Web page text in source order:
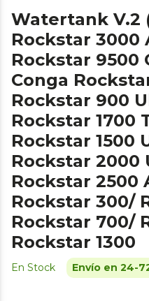
Watertank V.2
Rockstar 3000
Rockstar 9500
Conga
Rockstar 900
Rockstar 1700
Rockstar 1500
Rockstar
Rockstar 2500
Rockstar 300/
Rockstar 700/
Rockstar 1300
En Stock Envío en 24-